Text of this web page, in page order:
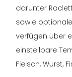
darunter
sowie
verfügen über
einstellbare
Fleisch, Wurst,